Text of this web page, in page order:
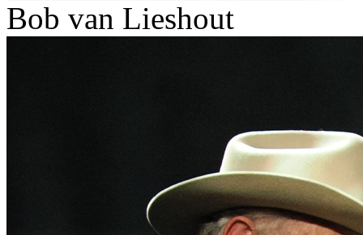
Bob van Lieshout